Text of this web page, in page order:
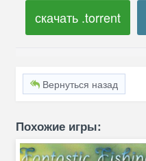
скачать .torrent
Вернуться назад
Похожие игры: